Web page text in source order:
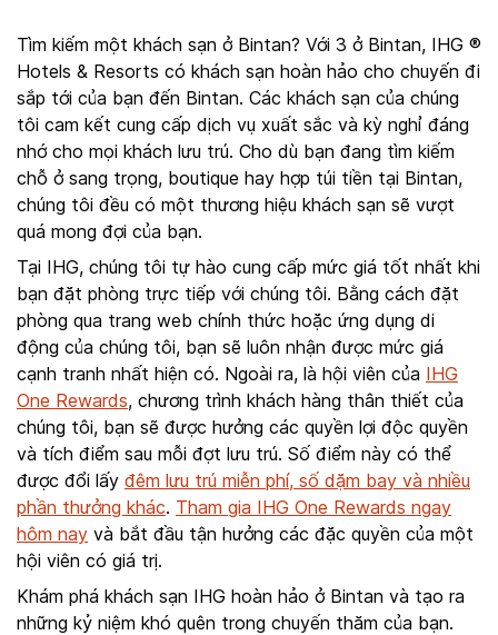
Tìm kiếm một khách sạn ở Bintan? Với 3 ở Bintan, IHG ®
Hotels & Resorts có khách sạn hoàn hảo cho chuyến đi
sắp tới của bạn đến Bintan. Các khách sạn của chúng
tôi cam kết cung cấp dịch vụ xuất sắc và kỳ nghỉ đáng
nhớ cho mọi khách lưu trú. Cho dù bạn đang tìm kiếm
chỗ ở sang trọng, boutique hay hợp túi tiền tại Bintan,
chúng tôi đều có một thương hiệu khách sạn sẽ vượt
quá mong đợi của bạn.
Tại IHG, chúng tôi tự hào cung cấp mức giá tốt nhất khi
bạn đặt phòng trực tiếp với chúng tôi. Bằng cách đặt
phòng qua trang web chính thức hoặc ứng dụng di
động của chúng tôi, bạn sẽ luôn nhận được mức giá
cạnh tranh nhất hiện có. Ngoài ra, là hội viên của IHG
One Rewards, chương trình khách hàng thân thiết của
chúng tôi, bạn sẽ được hưởng các quyền lợi độc quyền
và tích điểm sau mỗi đợt lưu trú. Số điểm này có thể
được đổi lấy đêm lưu trú miễn phí, số dặm bay và nhiều
phần thưởng khác. Tham gia IHG One Rewards ngay
hôm nay và bắt đầu tận hưởng các đặc quyền của một
hội viên có giá trị.
Khám phá khách sạn IHG hoàn hảo ở Bintan và tạo ra
những kỷ niệm khó quên trong chuyến thăm của bạn.